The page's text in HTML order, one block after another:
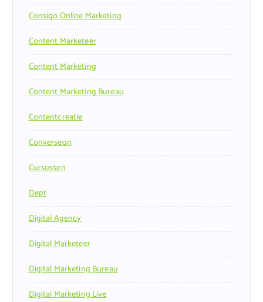
Consigo Online Marketing
Content Marketeer
Content Marketing
Content Marketing Bureau
Contentcreatie
Converseon
Cursussen
Dept
Digital Agency
Digital Marketeer
Digital Marketing Bureau
Digital Marketing Live